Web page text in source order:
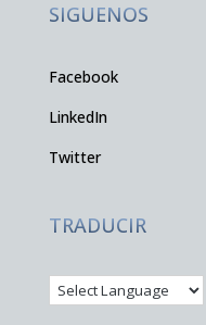
SIGUENOS
Facebook
LinkedIn
Twitter
TRADUCIR